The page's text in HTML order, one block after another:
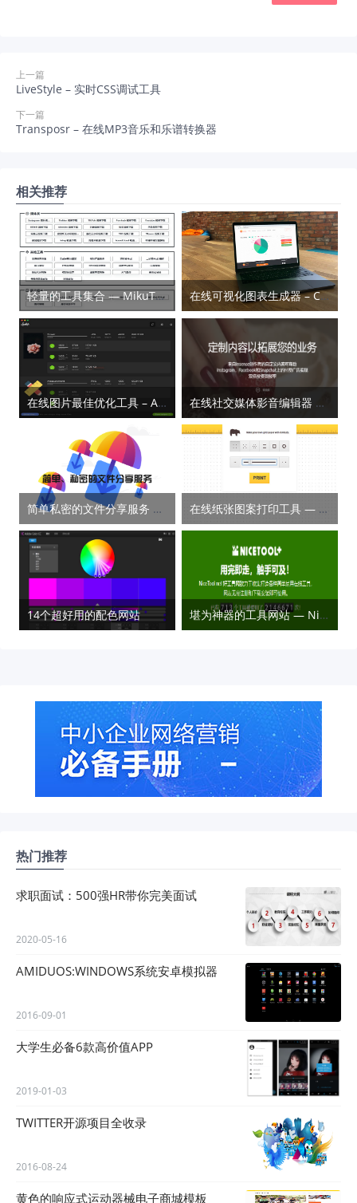
上一篇
LiveStyle – 实时CSS调试工具
下一篇
Transposr – 在线MP3音乐和乐谱转换器
相关推荐
轻量的工具集合 — MikuTools 在线可视化图表生成器 – Charts Factory
在线图片最佳优化工具 – Assetizr 在线社交媒体影音编辑器 – Insense
简单私密的文件分享服务 — FireFox Send 在线纸张图案打印工具 — Gridzzly
14个超好用的配色网站 堪为神器的工具网站 — Nice Tool
热门推荐
求职面试：500强HR带你完美面试
2020-05-16
AMIDUOS:WINDOWS系统安卓模拟器
2016-09-01
大学生必备6款高价值APP
2019-01-03
TWITTER开源项目全收录
2016-08-24
黄色的响应式运动器械电子商城模板